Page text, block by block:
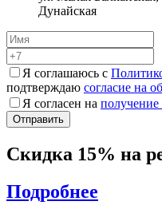
Дунайская
Я соглашаюсь с
подтверждаю согласие на
Я согласен на
Скидка 15% на
Подробнее